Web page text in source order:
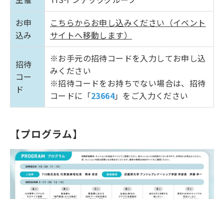
お申
込み
こちらからお申し込みください（イベント
サイトへ移動します）
招待
コー
ド
※お手元の招待コードを入力してお申し込
みください
※招待コードをお持ちでない場合は、招待
コードに「23664」をご入力ください
【プログラム】